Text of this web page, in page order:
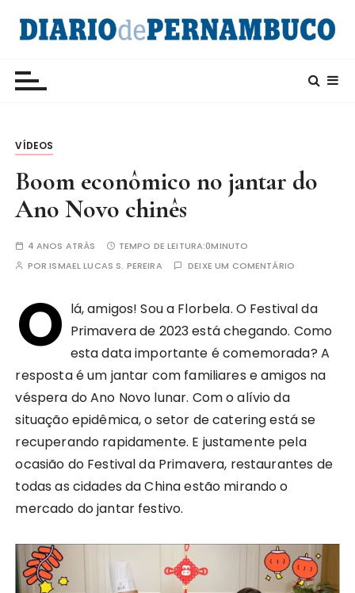
VÍDEOS
Boom econômico no jantar do
Ano Novo chinês
4 ANOS ATRÁS TEMPO DE LEITURA:0MINUTO
PORISMAEL LUCAS S. PEREIRA DEIXE UM COMENTÁRIO
O lá, amigos! Sou a Florbela. O Festival da
Primavera de 2023 está chegando. Como
esta data importante é comemorada? A
resposta é um jantar com familiares e amigos na
véspera do Ano Novo lunar. Com o alívio da
situação epidêmica, o setor de catering está se
recuperando rapidamente. E justamente pela
ocasião do Festival da Primavera, restaurantes de
todas as cidades da China estão mirando o
mercado do jantar festivo.